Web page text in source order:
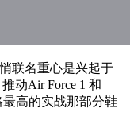
联名重心是兴起于
动Air Force 1 和
高的实战那部分鞋